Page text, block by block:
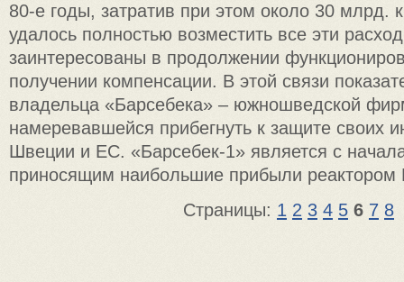
80-е годы, затратив при этом около 30 млрд.
удалось полностью возместить все эти
заинтересованы в продолжении
получении компенсации. В этой связи
владельца «Барсебека» – южношведской
намеревавшейся прибегнуть к защите своих
Швеции и ЕС. «Барсебек-1» является с
приносящим наибольшие прибыли
Страницы: 1 2 3 4 5 6 7 8